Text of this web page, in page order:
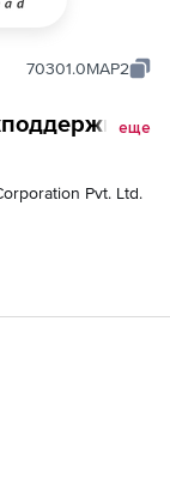
70301.0MAP2
еще
Pvt. Ltd.